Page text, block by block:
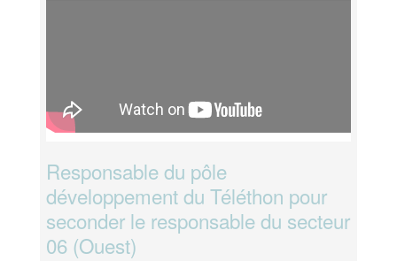
Responsable du pôle
développement du Téléthon pour
seconder le responsable du secteur
06 (Ouest)